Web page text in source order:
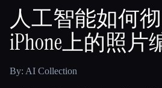
💻 开发者 📈
人工智能如何
iPhone上的照片
By: AI Collection